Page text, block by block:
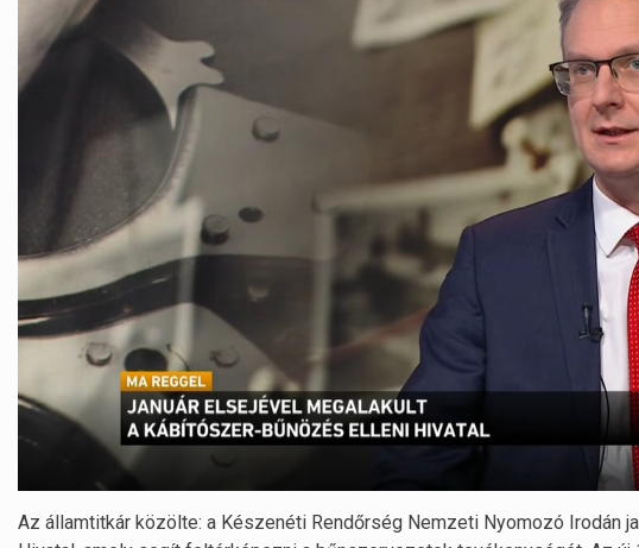
Az államtitkár közölte: a Készenéti Rendőrség Nemzeti Nyomozó Irodán